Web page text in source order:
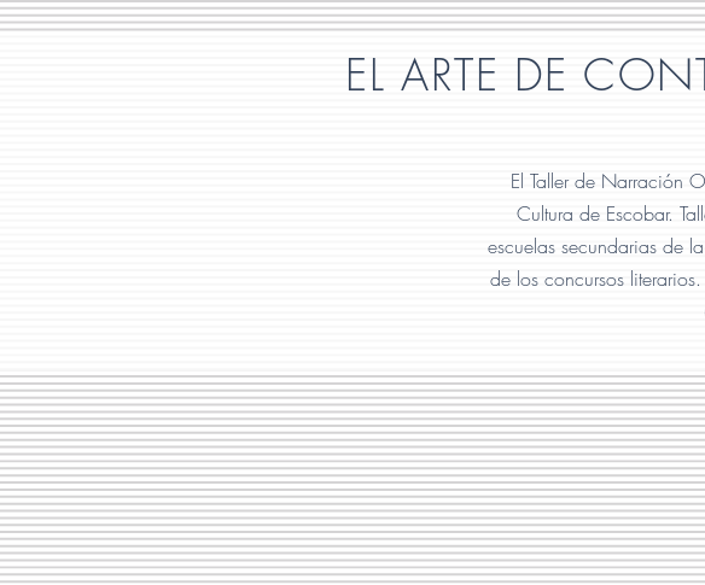
EL ARTE DE
El Taller de Narración
Cultura de Escobar.
escuelas secundarias de
de los concursos